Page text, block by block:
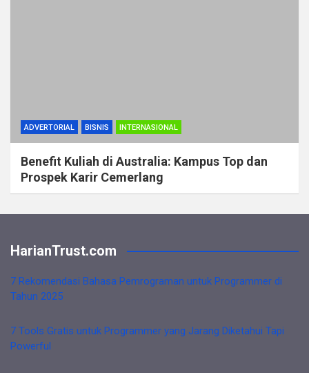
ADVERTORIAL BISNIS INTERNASIONAL
Benefit Kuliah di Australia: Kampus Top dan
Prospek Karir Cemerlang
HarianTrust.com
7 Rekomendasi Bahasa Pemrograman untuk Programmer di
Tahun 2025
7 Tools Gratis untuk Programmer yang Jarang Diketahui Tapi
Powerful